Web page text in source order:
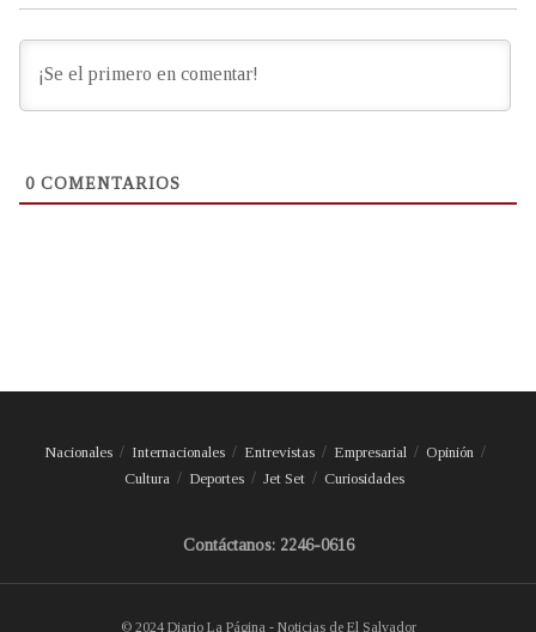
0 COMENTARIOS
Nacionales Internacionales Entrevistas Empresarial
Opinión
Cultura
Deportes Jet Set Curiosidades
Contáctanos: 2246-0616
© 2024 Diario La Página - Noticias de El Salvador